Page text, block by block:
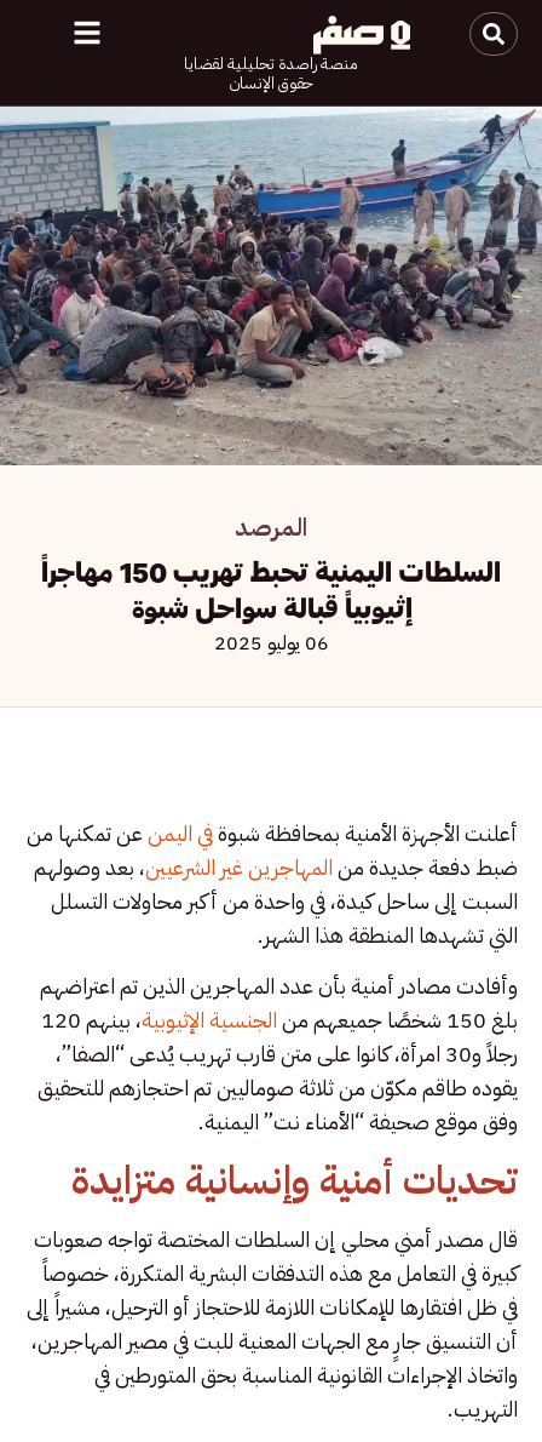
منصة راصدة تحليلية لقضايا
حقوق الإنسان
المرصد
السلطات اليمنية تحبط تهريب 150 مهاجراً
إثيوبياً قبالة سواحل شبوة
06 يوليو 2025
أعلنت الأجهزة الأمنية بمحافظة شبوةفي اليمنعن تمكنها من
ضبط دفعة جديدة منالمهاجرين غير الشرعيين، بعد وصولهم
السبت إلى ساحل كيدة، في واحدة من أكبر محاولات التسلل
التي تشهدها المنطقة هذا الشهر.
وأفادت مصادر أمنية بأن عدد المهاجرين الذين تم اعتراضهم
بلغ 150 شخصًا جميعهم من
الجنسية الإثيوبية
، بينهم 120
رجلاً و30 امرأة، كانوا على متن قارب تهريب يُدعى “الصفا”،
يقوده طاقم مكوّن من ثلاثة صوماليين تم احتجازهم للتحقيق
وفق موقع صحيفة “الأمناء نت” اليمنية.
تحديات أمنية وإنسانية متزايدة
قال مصدر أمني محلي إن السلطات المختصة تواجه صعوبات
كبيرة في التعامل مع هذه التدفقات البشرية المتكررة، خصوصاً
في ظل افتقارها للإمكانات اللازمة للاحتجاز أو الترحيل، مشيراً إلى
أن التنسيق جارٍ مع الجهات المعنية للبت في مصير المهاجرين،
واتخاذ الإجراءات القانونية المناسبة بحق المتورطين في
التهريب.